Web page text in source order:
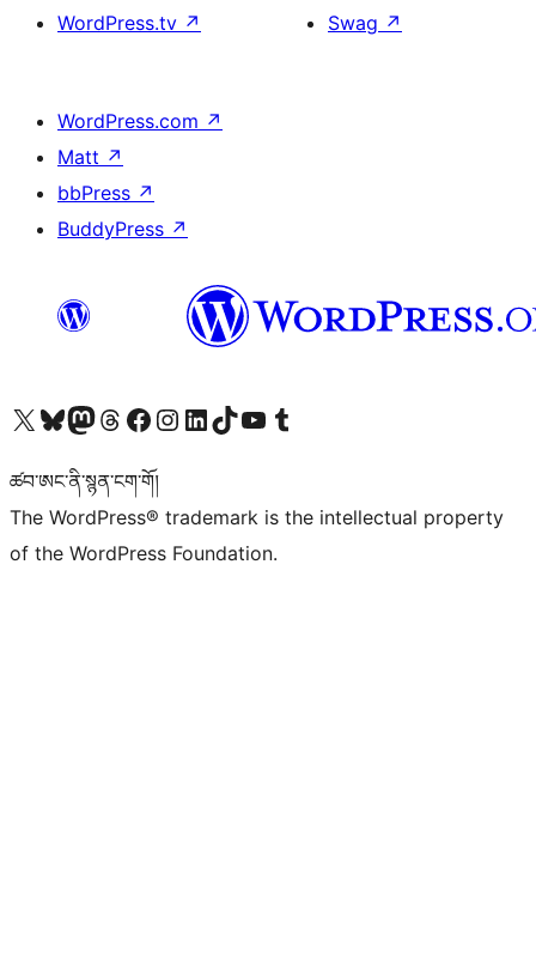
WordPress.tv ↗
Swag ↗
WordPress.com ↗
Matt ↗
bbPress ↗
BuddyPress ↗
Visit our X (formerly Twitter) account
Visit our Bluesky account
Visit our Mastodon account
Visit our Threads account
Visit our Facebook page
Visit our Instagram account
Visit our LinkedIn account
Visit our TikTok account
Visit our YouTube channel
Visit our Tumblr account
ཚབ་ཨང་ནི་སྙན་ངག་གོ།
The WordPress® trademark is the intellectual property
of the WordPress Foundation.